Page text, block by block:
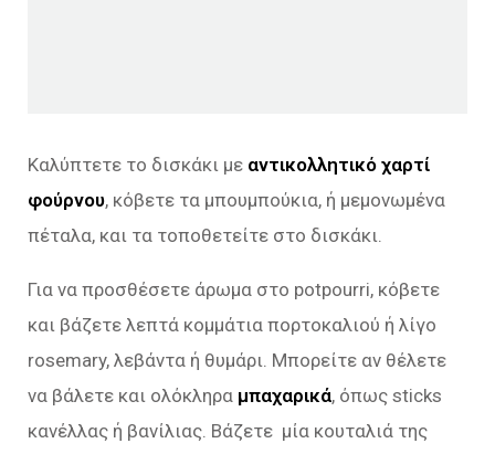
Καλύπτετε το δισκάκι με αντικολλητικό χαρτί
φούρνου, κόβετε τα μπουμπούκια, ή μεμονωμένα
πέταλα, και τα τοποθετείτε στο δισκάκι.
Για να προσθέσετε άρωμα στο potpourri, κόβετε
και βάζετε λεπτά κομμάτια πορτοκαλιού ή λίγο
rosemary, λεβάντα ή θυμάρι. Μπορείτε αν θέλετε
να βάλετε και ολόκληρα μπαχαρικά, όπως sticks
κανέλλας ή βανίλιας. Βάζετε μία κουταλιά της